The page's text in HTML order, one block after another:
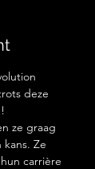
deze
ze graag
Ze
carrière